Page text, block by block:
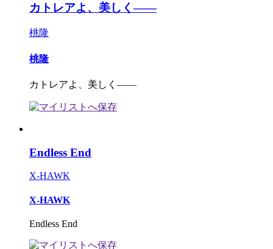
カトレアよ、美しく――
桃隆
桃隆
カトレアよ、美しく――
Endless End
X-HAWK
X-HAWK
Endless End